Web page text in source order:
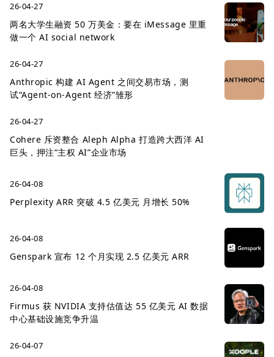
26-04-27
两名大学生融资 50 万美金：要在 iMessage 里重
做一个 AI social network
26-04-27
Anthropic 构建 AI Agent 之间交易市场，测
试“Agent-on-Agent 经济”雏形
26-04-27
Cohere 斥资整合 Aleph Alpha 打造跨大西洋 AI
巨头，押注“主权 AI”企业市场
26-04-08
Perplexity ARR 突破 4.5 亿美元 月增长 50%
26-04-08
Genspark 宣布 12 个月实现 2.5 亿美元 ARR
26-04-08
Firmus 获 NVIDIA 支持估值达 55 亿美元 AI 数据
中心基础设施竞争升温
26-04-07